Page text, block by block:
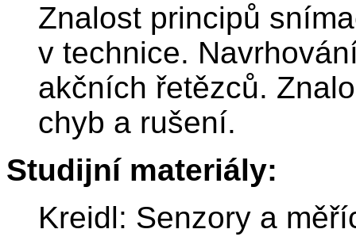
Znalost principů
v technice.
akčních řetězců.
chyb a rušení.
Studijní materiály:
Kreidl: Senzory a